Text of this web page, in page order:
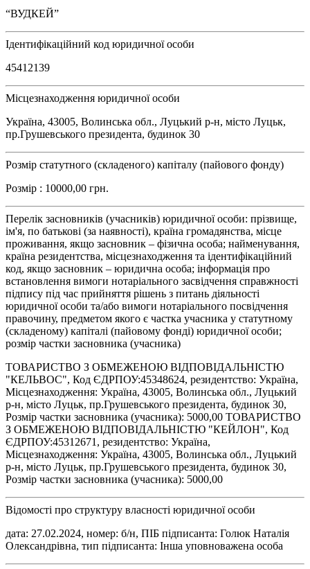
“ВУДКЕЙ”
Ідентифікаційний код юридичної особи
45412139
Місцезнаходження юридичної особи
Україна, 43005, Волинська обл., Луцький р-н, місто Луцьк,
пр.Грушевського президента, будинок 30
Розмір статутного (складеного) капіталу (пайового фонду)
Розмір : 10000,00 грн.
Перелік засновників (учасників) юридичної особи: прізвище,
ім'я, по батькові (за наявності), країна громадянства, місце
проживання, якщо засновник – фізична особа; найменування,
країна резидентства, місцезнаходження та ідентифікаційний
код, якщо засновник – юридична особа; інформація про
встановлення вимоги нотаріального засвідчення справжності
підпису під час прийняття рішень з питань діяльності
юридичної особи та/або вимоги нотаріального посвідчення
правочину, предметом якого є частка учасника у статутному
(складеному) капіталі (пайовому фонді) юридичної особи;
розмір частки засновника (учасника)
ТОВАРИСТВО З ОБМЕЖЕНОЮ ВІДПОВІДАЛЬНІСТЮ
"КЕЛЬВОС", Код ЄДРПОУ:45348624, резидентство: Україна,
Місцезнаходження: Україна, 43005, Волинська обл., Луцький
р-н, місто Луцьк, пр.Грушевського президента, будинок 30,
Розмір частки засновника (учасника): 5000,00 ТОВАРИСТВО
З ОБМЕЖЕНОЮ ВІДПОВІДАЛЬНІСТЮ "КЕЙЛОН", Код
ЄДРПОУ:45312671, резидентство: Україна,
Місцезнаходження: Україна, 43005, Волинська обл., Луцький
р-н, місто Луцьк, пр.Грушевського президента, будинок 30,
Розмір частки засновника (учасника): 5000,00
Відомості про структуру власності юридичної особи
дата: 27.02.2024, номер: б/н, ПІБ підписанта: Голюк Наталія
Олександрівна, тип підписанта: Інша уповноважена особа